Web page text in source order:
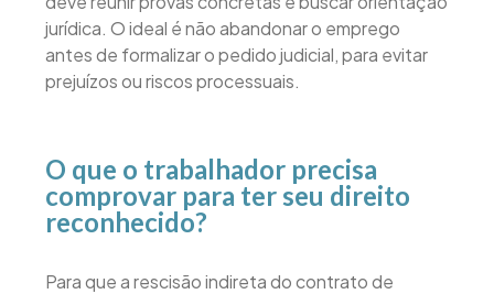
jurídica. O ideal é não abandonar o emprego
antes de formalizar o pedido judicial, para evitar
prejuízos ou riscos processuais.
O que o trabalhador precisa
comprovar para ter seu direito
reconhecido?
Para que a rescisão indireta do contrato de